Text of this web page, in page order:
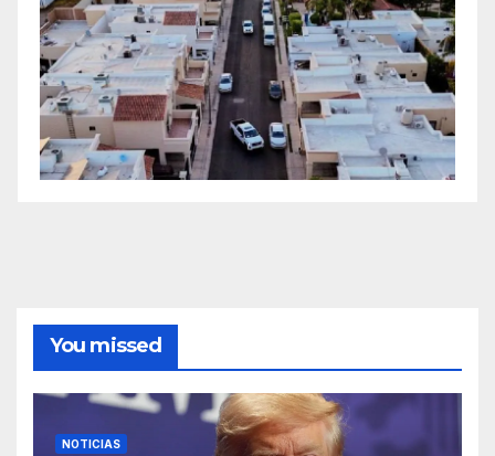
You missed
NOTICIAS